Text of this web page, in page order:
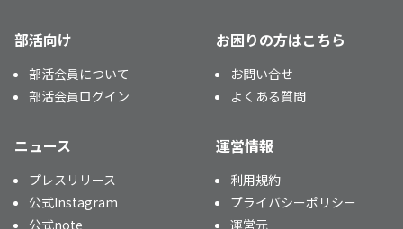
部活向け
部活会員について
部活会員ログイン
お困りの方はこちら
お問い合せ
よくある質問
ニュース
プレスリリース
公式Instagram
公式note
運営情報
利用規約
プライバシーポリシー
運営元